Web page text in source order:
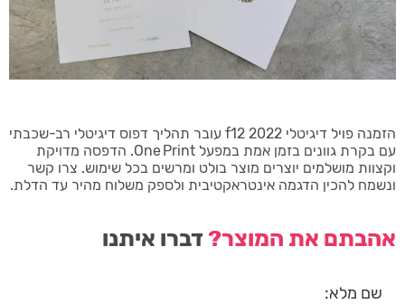
הזמנה פויל דיגיטלי 2022 f12 עובר תהליך דפוס דיגיטלי רב-שכבתי
עם בקרת גוונים בזמן אמת במפעל One Print. הדפסה מדויקת
וקצוות מושלמים יוצרים מוצר בולט ומרשים בכל שימוש. צרו קשר
ונשמח להכין הדגמה אינטראקטיבית ולספק משלוח מהיר עד הדלת.
אהבתם את המוצר?דברו איתנו